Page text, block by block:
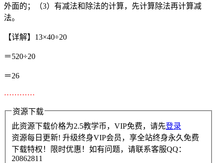
外面的；（3）有减法和除法的计算，先计算除法再计算减
法。
【详解】13×40÷20
＝520÷20
＝26
…………
资源下载
此资源下载价格为2.5教学币，VIP免费，请先登录
资源每日更新! 升级终身VIP会员，享全站终身永久免费
下载特权！限时优惠！如有问题，请联系客服QQ：
20862811